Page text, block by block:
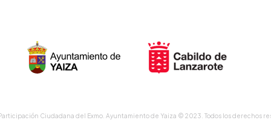
Ciudadana del Exmo. Ayuntamiento de Yaiza © 2023. Todos los derechos